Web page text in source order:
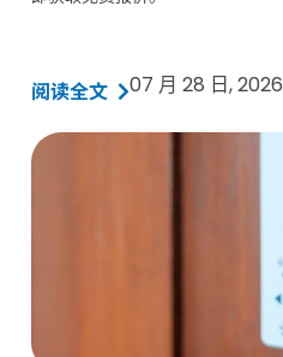
阅读全文 07 月 28 日, 2026